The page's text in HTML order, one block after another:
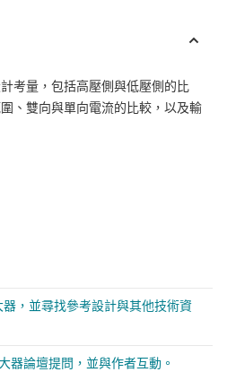
考量，包括高壓側與低壓側的比
、雙向與單向電流的比較，以及輸
，並尋找參考設計與其他技術資
器論壇提問，並與作者互動。